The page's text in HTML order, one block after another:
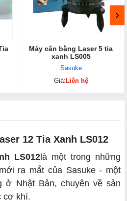
Máy cân bằng Laser 5 tia
xanh LS005
Sasuke
Giá: Liên hệ
12 Tia Xanh LS012
LS012là một trong những
ra mắt của Sasuke - một
ở Nhật Bản, chuyên về sản
cơ khí.